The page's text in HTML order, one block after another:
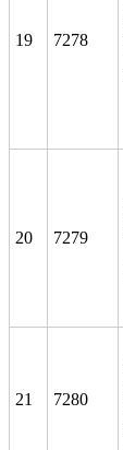
19 7278
20 7279
21 7280